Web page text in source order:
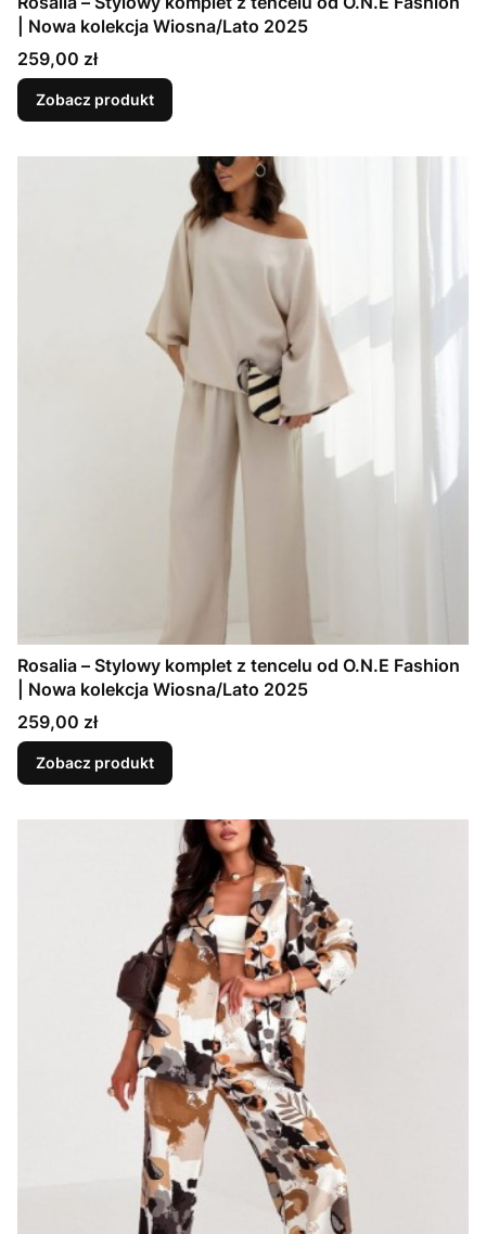
| Nowa kolekcja Wiosna/Lato 2025
Cena
259,00 zł
Zobacz produkt
Rosalia – Stylowy komplet z tencelu od O.N.E Fashion
| Nowa kolekcja Wiosna/Lato 2025
Cena
259,00 zł
Zobacz produkt